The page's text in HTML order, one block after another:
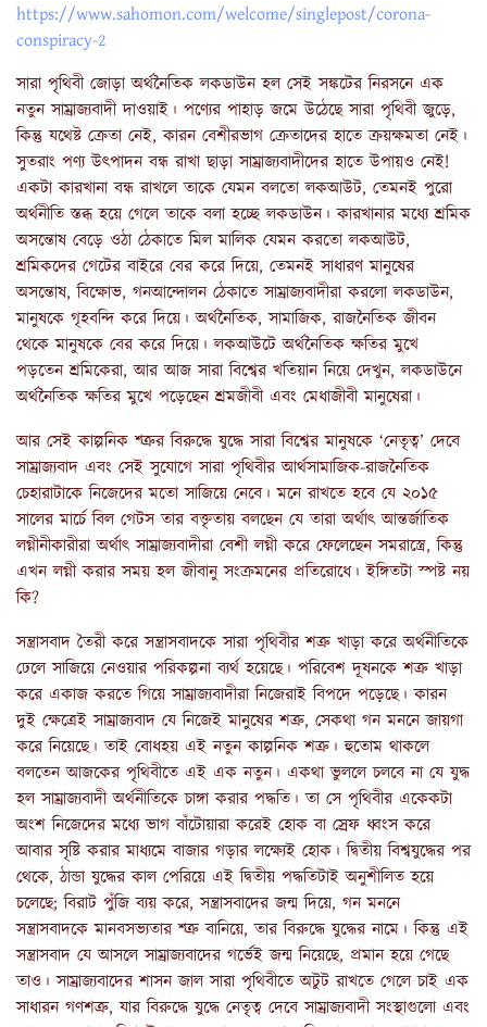
https://www.sahomon.com/welcome/singlepost/corona-
conspiracy-2
সারা পৃথিবী জোড়া অর্থনৈতিক লকডাউন হল সেই সঙ্কটের নিরসনে এক
নতুন সাম্রাজ্যবাদী দাওয়াই। পণ্যের পাহাড় জমে উঠেছে সারা পৃথিবী জুড়ে,
কিন্তু যথেষ্ট ক্রেতা নেই, কারন বেশীরভাগ ক্রেতাদের হাতে ক্রয়ক্ষমতা নেই।
সুতরাং পণ্য উৎপাদন বন্ধ রাখা ছাড়া সাম্রাজ্যবাদীদের হাতে উপায়ও নেই!
একটা কারখানা বন্ধ রাখলে তাকে যেমন বলতো লকআউট, তেমনই পুরো
অর্থনীতি স্তব্ধ হয়ে গেলে তাকে বলা হচ্ছে লকডাউন। কারখানার মধ্যে শ্রমিক
অসন্তোষ বেড়ে ওঠা ঠেকাতে মিল মালিক যেমন করতো লকআউট,
শ্রমিকদের গেটের বাইরে বের করে দিয়ে, তেমনই সাধারণ মানুষের
অসন্তোষ, বিক্ষোভ, গনআন্দোলন ঠেকাতে সাম্রাজ্যবাদীরা করলো লকডাউন,
মানুষকে গৃহবন্দি করে দিয়ে। অর্থনৈতিক, সামাজিক, রাজনৈতিক জীবন
থেকে মানুষকে বের করে দিয়ে। লকআউটে অর্থনৈতিক ক্ষতির মুখে
পড়তেন শ্রমিকেরা, আর আজ সারা বিশ্বের খতিয়ান নিয়ে দেখুন, লকডাউনে
অর্থনৈতিক ক্ষতির মুখে পড়েছেন শ্রমজীবী এবং মেধাজীবী মানুষেরা।
আর সেই কাল্পনিক শ্ত্রুর বিরুদ্ধে যুদ্ধে সারা বিশ্বের মানুষকে ‘নেতৃত্ব’ দেবে
সাম্রাজ্যবাদ এবং সেই সুযোগে সারা পৃথিবীর আর্থসামাজিক-রাজনৈতিক
চেহারাটাকে নিজেদের মতো সাজিয়ে নেবে। মনে রাখতে হবে যে ২০১৫
সালের মার্চে বিল গেটস তার বক্তৃতায় বলছেন যে তারা অর্থাৎ আন্তর্জাতিক
লগ্নীনীকারীরা অর্থাৎ সাম্রাজ্যবাদীরা বেশী লগ্নী করে ফেলেছেন সমরাস্ত্রে, কিন্তু
এখন লগ্নী করার সময় হল জীবানু সংক্রমনের প্রতিরোধে। ইঙ্গিতটা স্পষ্ট নয়
কি?
সন্ত্রাসবাদ তৈরী করে সন্ত্রাসবাদকে সারা পৃথিবীর শত্রু খাড়া করে অর্থনীতিকে
ঢেলে সাজিয়ে নেওয়ার পরিকল্পনা ব্যর্থ হয়েছে। পরিবেশ দূষনকে শত্রু খাড়া
করে একাজ করতে গিয়ে সাম্রাজ্যবাদীরা নিজেরাই বিপদে পড়েছে। কারন
দুই ক্ষেত্রেই সাম্রাজ্যবাদ যে নিজেই মানুষের শত্রু, সেকথা গন মননে জায়গা
করে নিয়েছে। তাই বোধহয় এই নতুন কাল্পনিক শত্রু। হুতোম থাকলে
বলতেন আজকের পৃথিবীতে এই এক নতুন। একথা ভুললে চলবে না যে যুদ্ধ
হল সাম্রাজ্যবাদী অর্থনীতিকে চাঙ্গা করার পদ্ধতি। তা সে পৃথিবীর একেকটা
অংশ নিজেদের মধ্যে ভাগ বাঁটোয়ারা করেই হোক বা স্রেফ ধ্বংস করে
আবার সৃষ্টি করার মাধ্যমে বাজার গড়ার লক্ষ্যেই হোক। দ্বিতীয় বিশ্বযুদ্ধের পর
থেকে, ঠান্ডা যুদ্ধের কাল পেরিয়ে এই দ্বিতীয় পদ্ধতিটাই অনুশীলিত হয়ে
চলেছে; বিরাট পুঁজি ব্যয় করে, সন্ত্রাসবাদের জন্ম দিয়ে, গন মননে
সন্ত্রাসবাদকে মানবসভ্যতার শ্ত্রু বানিয়ে, তার বিরুদ্ধে যুদ্ধের নামে। কিন্তু এই
সন্ত্রাসবাদ যে আসলে সাম্রাজ্যবাদের গর্ভেই জন্ম নিয়েছে, প্রমান হয়ে গেছে
তাও। সাম্রাজ্যবাদের শাসন জাল সারা পৃথিবীতে অটুট রাখতে গেলে চাই এক
সাধারন গণশত্রু, যার বিরুদ্ধে যুদ্ধে নেতৃত্ব দেবে সাম্রাজ্যবাদী সংস্থাগুলো এবং